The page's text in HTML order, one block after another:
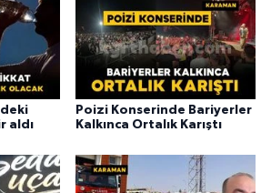
aldı
Poizi Konserinde Bariyerler
Kalkınca Ortalık Karıştı